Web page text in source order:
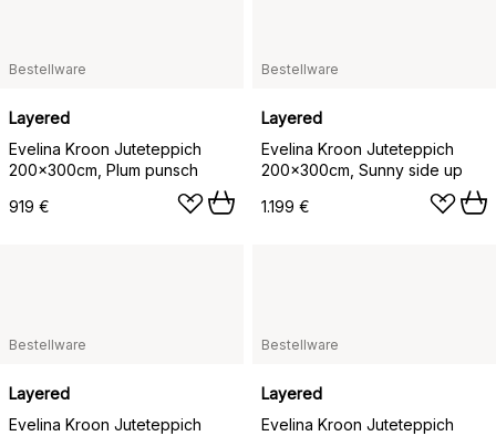
Bestellware
Layered
Evelina Kroon Juteteppich
200x300cm, Plum punsch
919 €
Bestellware
Layered
Evelina Kroon Juteteppich
200x300cm, Sunny side up
1.199 €
Bestellware
Layered
Evelina Kroon Juteteppich
Bestellware
Layered
Evelina Kroon Juteteppich